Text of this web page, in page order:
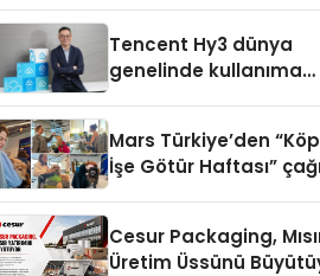
Tencent Hy3 dünya
genelinde kullanıma
Mars Türkiye’den
İşe Götür Haftası”
Cesur Packaging,
Üretim Üssünü